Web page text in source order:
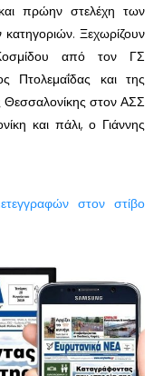
πρώην στελέχη των
Ξεχωρίζουν
από τον ΓΣ
Πτολεμαΐδας και της
στον ΑΣΣ
και πάλι, ο Γιάννης
στον στίβο